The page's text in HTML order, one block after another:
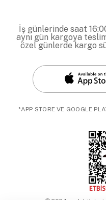
İş günlerinde saat
aynı gün kargoya
özel günlerde kargo
*APP STORE VE GOOGLE